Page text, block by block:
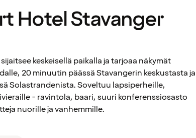
Hotel Stavanger
keskeisellä paikalla ja tarjoaa näkymät
20 minuutin päässä Stavangerin keskustasta ja
Solastrandenista. Soveltuu lapsiperheille,
- ravintola, baari, suuri konferenssiosasto
nuorille ja vanhemmille.